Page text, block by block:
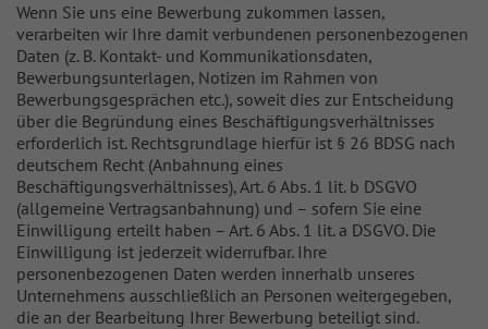
Wenn Sie uns eine Bewerbung zukommen lassen,
verarbeiten wir Ihre damit verbundenen personenbezogenen
Daten (z. B. Kontakt- und Kommunikationsdaten,
Bewerbungsunterlagen, Notizen im Rahmen von
Bewerbungsgesprächen etc.), soweit dies zur Entscheidung
über die Begründung eines Beschäftigungsverhältnisses
erforderlich ist. Rechtsgrundlage hierfür ist § 26 BDSG nach
deutschem Recht (Anbahnung eines
Beschäftigungsverhältnisses), Art. 6 Abs. 1 lit. b DSGVO
(allgemeine Vertragsanbahnung) und – sofern Sie eine
Einwilligung erteilt haben – Art. 6 Abs. 1 lit. a DSGVO. Die
Einwilligung ist jederzeit widerrufbar. Ihre
personenbezogenen Daten werden innerhalb unseres
Unternehmens ausschließlich an Personen weitergegeben,
die an der Bearbeitung Ihrer Bewerbung beteiligt sind.